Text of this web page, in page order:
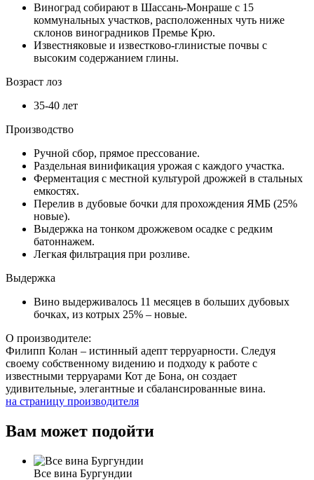
Виноград собирают в Шассань-Монраше с 15
коммунальных участков, расположенных чуть ниже
склонов виноградников Премье Крю.
Известняковые и известково-глинистые почвы с
высоким содержанием глины.
Возраст лоз
35-40 лет
Производство
Ручной сбор, прямое прессование.
Раздельная винификация урожая с каждого участка.
Ферментация с местной культурой дрожжей в стальных
емкостях.
Перелив в дубовые бочки для прохождения ЯМБ (25%
новые).
Выдержка на тонком дрожжевом осадке с редким
батоннажем.
Легкая фильтрация при розливе.
Выдержка
Вино выдерживалось 11 месяцев в больших дубовых
бочках, из котрых 25% – новые.
О производителе:
Филипп Колан – истинный адепт терруарности. Следуя
своему собственному видению и подходу к работе с
известными терруарами Кот де Бона, он создает
удивительные, элегантные и сбалансированные вина.
на страницу производителя
Вам может подойти
Все вина Бургундии